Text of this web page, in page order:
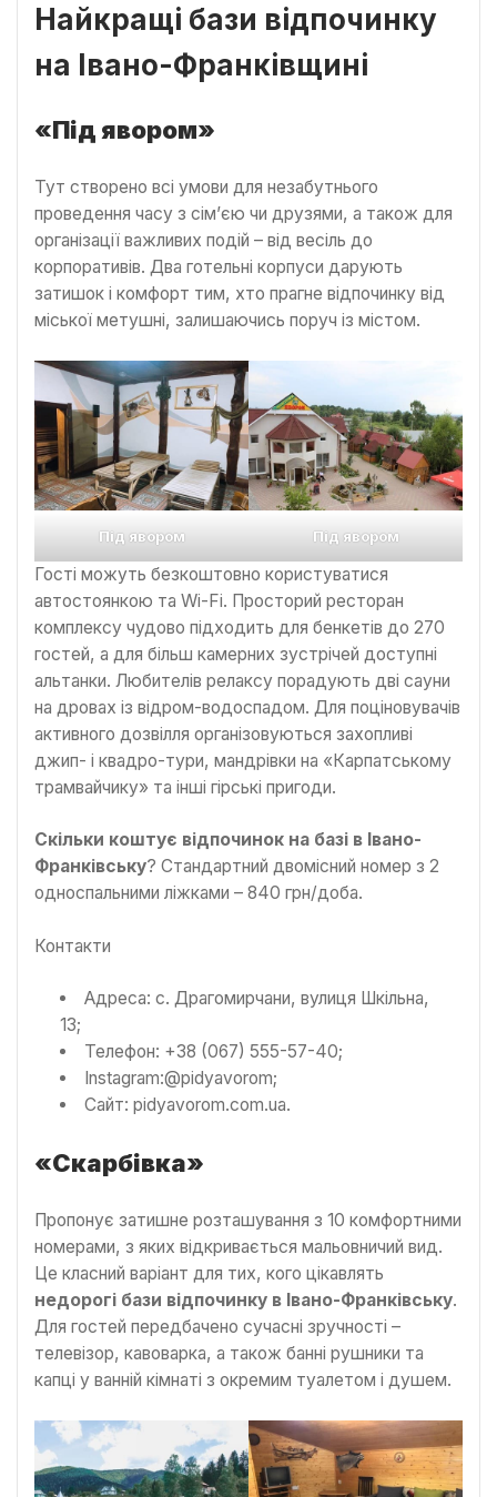
Найкращі бази відпочинку
на Івано-Франківщині
«Під явором»
Тут створено всі умови для незабутнього
проведення часу з сім’єю чи друзями, а також для
організації важливих подій – від весіль до
корпоративів. Два готельні корпуси дарують
затишок і комфорт тим, хто прагне відпочинку від
міської метушні, залишаючись поруч із містом.
Під явором Під явором
Гості можуть безкоштовно користуватися
автостоянкою та Wi-Fi. Просторий ресторан
комплексу чудово підходить для бенкетів до 270
гостей, а для більш камерних зустрічей доступні
альтанки. Любителів релаксу порадують дві сауни
на дровах із відром-водоспадом. Для поціновувачів
активного дозвілля організовуються захопливі
джип- і квадро-тури, мандрівки на «Карпатському
трамвайчику» та інші гірські пригоди.
Скільки коштує відпочинок на базі в Івано-
Франківську? Стандартний двомісний номер з 2
односпальними ліжками – 840 грн/доба.
Контакти
Адреса: с. Драгомирчани, вулиця Шкільна,
13;
Телефон: +38 (067) 555-57-40;
Instagram:@pidyavorom;
Сайт: pidyavorom.com.ua.
«Скарбівка»
Пропонує затишне розташування з 10 комфортними
номерами, з яких відкривається мальовничий вид.
Це класний варіант для тих, кого цікавлять
недорогі бази відпочинку в Івано-Франківську.
Для гостей передбачено сучасні зручності –
телевізор, кавоварка, а також банні рушники та
капці у ванній кімнаті з окремим туалетом і душем.